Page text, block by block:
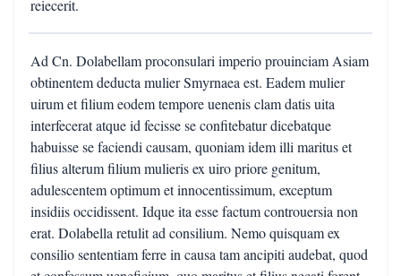
reiecerit.
Ad Cn. Dolabellam proconsulari imperio prouinciam Asiam
obtinentem deducta mulier Smyrnaea est. Eadem mulier
uirum et filium eodem tempore uenenis clam datis uita
interfecerat atque id fecisse se confitebatur dicebatque
habuisse se faciendi causam, quoniam idem illi maritus et
filius alterum filium mulieris ex uiro priore genitum,
adulescentem optimum et innocentissimum, exceptum
insidiis occidissent. Idque ita esse factum controuersia non
erat. Dolabella retulit ad consilium. Nemo quisquam ex
consilio sententiam ferre in causa tam ancipiti audebat, quod